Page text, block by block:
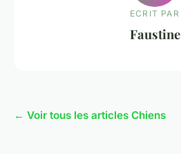
ECRIT PAR
Faustine
← Voir tous les articles Chiens